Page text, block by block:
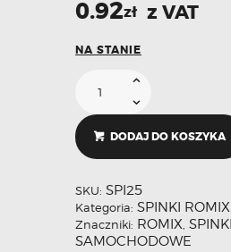
0.92zł z VAT
NA STANIE
DODAJ DO KOSZYKA
SKU: SPI25
Kategoria: SPINKI ROMIX
Znaczniki: ROMIX, SPINKI
SAMOCHODOWE